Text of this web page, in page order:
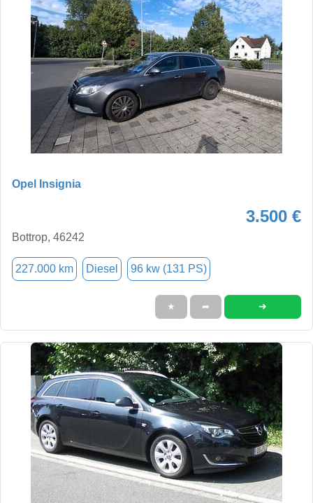
Opel Insignia
3.500 €
Bottrop, 46242
227.000 km Diesel 96 kw (131 PS)
★ ➦ ➜